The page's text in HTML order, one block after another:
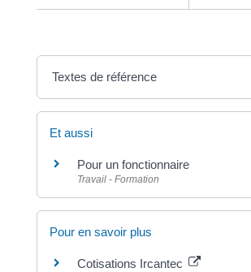
Textes de référence
Et aussi
Pour un fonctionnaire
Travail - Formation
Pour en savoir plus
Cotisations Ircantec